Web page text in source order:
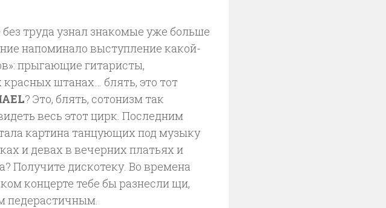
труда узнал знакомые уже больше
напоминало выступление какой-
прыгающие гитаристы,
штанах… блять, это тот
? Это, блять, сотонизм так
весь этот цирк. Последним
картина танцующих под музыку
и девах в вечерних платьях и
Получите дискотеку. Во времена
концерте тебе бы разнесли щи,
педерастичным.